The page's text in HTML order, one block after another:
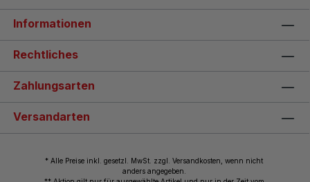
Informationen
Rechtliches
Zahlungsarten
Versandarten
* Alle Preise inkl. gesetzl. MwSt. zzgl. Versandkosten, wenn nicht
anders angegeben.